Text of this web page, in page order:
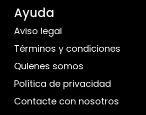
Ayuda
Aviso legal
Términos y condiciones
Quienes somos
Política de privacidad
Contacte con nosotros